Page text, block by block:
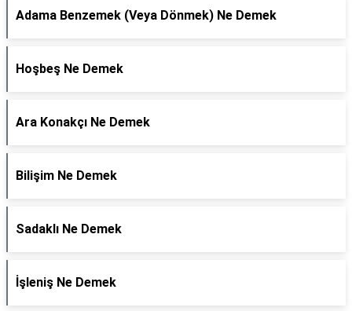
Adama Benzemek (Veya Dönmek) Ne Demek
Hoşbeş Ne Demek
Ara Konakçı Ne Demek
Bilişim Ne Demek
Sadaklı Ne Demek
İşleniş Ne Demek